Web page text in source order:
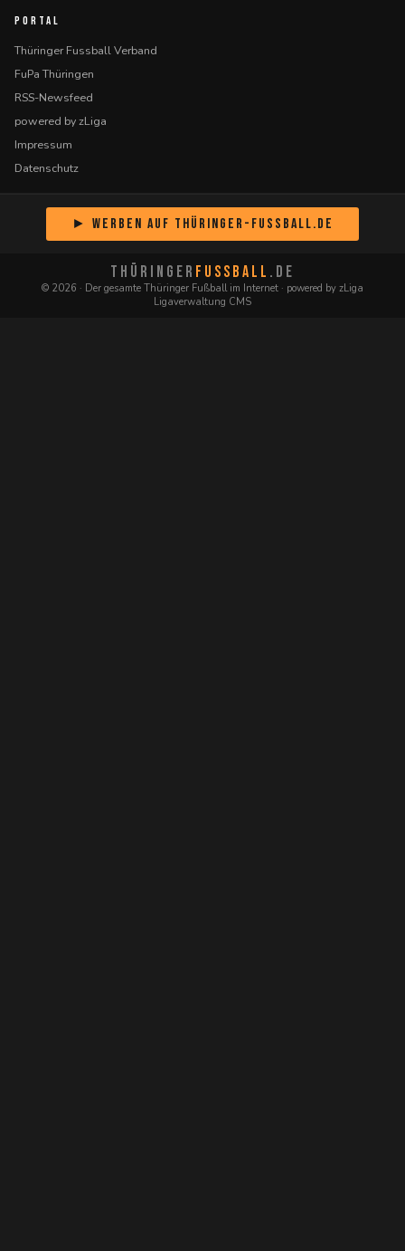
PORTAL
Thüringer Fussball Verband
FuPa Thüringen
RSS-Newsfeed
powered by zLiga
Impressum
Datenschutz
► Werben auf Thüringer-Fussball.de
THÜRINGER FUSSBALL .DE
© 2026 · Der gesamte Thüringer Fußball im Internet · powered by zLiga
Ligaverwaltung CMS